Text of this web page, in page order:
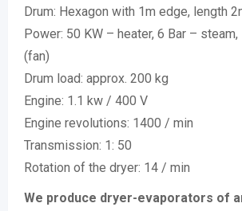
Drum: Hexagon with 1m edge, length
Power: 50 KW – heater, 6 Bar –
(fan)
Drum load: approx. 200 kg
Engine: 1.1 kw / 400 V
Engine revolutions: 1400 / min
Transmission: 1: 50
Rotation of the dryer: 14 / min
We produce dryer-evaporators of